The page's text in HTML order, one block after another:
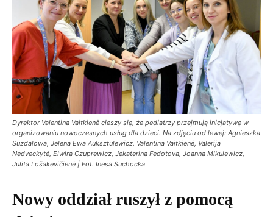
Dyrektor Valentina Vaitkienė cieszy się, że pediatrzy przejmują inicjatywę w
organizowaniu nowoczesnych usług dla dzieci. Na zdjęciu od lewej: Agnieszka
Suzdałowa, Jelena Ewa Auksztulewicz, Valentina Vaitkienė, Valerija
Nedveckytė, Elwira Czuprewicz, Jekaterina Fedotova, Joanna Mikulewicz,
Julita Lošakevičienė | Fot. Inesa Suchocka
Nowy oddział ruszył z pomocą